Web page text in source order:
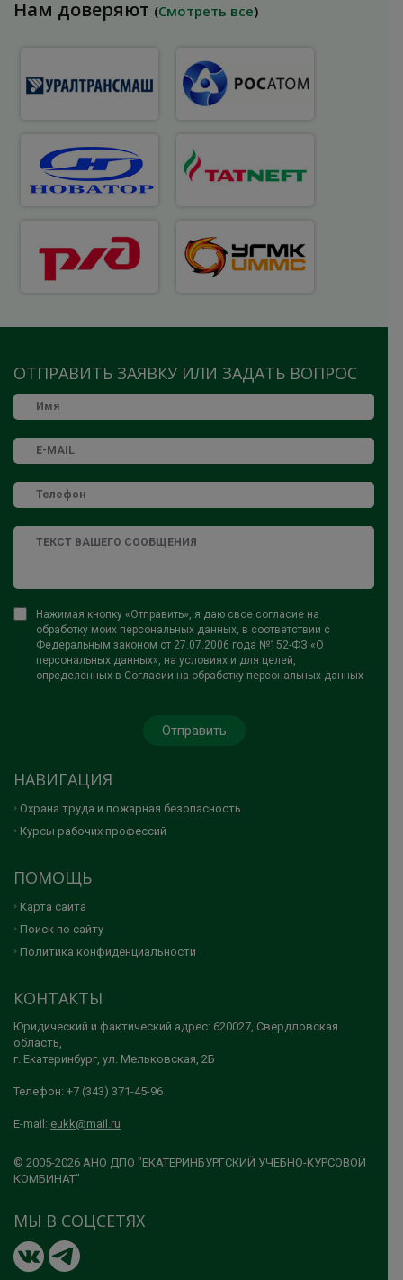
Нам доверяют (Смотреть все)
ОТПРАВИТЬ ЗАЯВКУ ИЛИ ЗАДАТЬ ВОПРОС
Нажимая кнопку «Отправить», я даю свое согласие на
обработку моих персональных данных, в соответствии с
Федеральным законом от 27.07.2006 года №152-ФЗ «О
персональных данных», на условиях и для целей,
определенных в Согласии на обработку персональных данных
НАВИГАЦИЯ
Охрана труда и пожарная безопасность
Курсы рабочих профессий
ПОМОЩЬ
Карта сайта
Поиск по сайту
Политика конфиденциальности
КОНТАКТЫ
Юридический и фактический адрес: 620027, Свердловская
область,
г. Екатеринбург, ул. Мельковская, 2Б
Телефон: +7 (343) 371-45-96
E-mail: eukk@mail.ru
© 2005-2026 АНО ДПО "ЕКАТЕРИНБУРГСКИЙ УЧЕБНО-КУРСОВОЙ
КОМБИНАТ"
МЫ В СОЦСЕТЯХ